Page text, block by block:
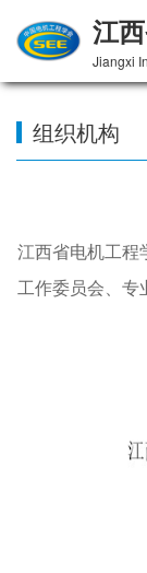
江
Jiangxi
组织机构
江西省电机工程
工作委员会、专